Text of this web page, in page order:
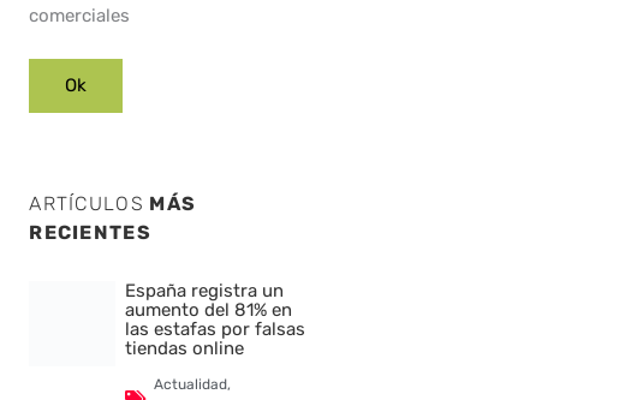
comerciales
ARTÍCULOS MÁS
RECIENTES
España registra un
aumento del 81% en
las estafas por falsas
tiendas online
Actualidad,